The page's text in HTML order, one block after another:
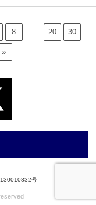
8 ... 20 30
»
号